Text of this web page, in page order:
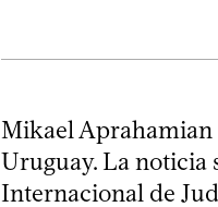
Mikael Aprahamian
Uruguay. La noticia
Internacional de